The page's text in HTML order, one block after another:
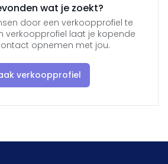
wat je zoekt?
door een verkoopprofiel te
verkoopprofiel laat je kopende
opnemen met jou.
verkoopprofiel